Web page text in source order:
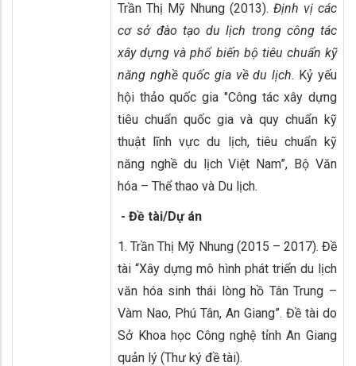
Trần Thị Mỹ Nhung (2013). Định vị các
cơ sở đào tạo du lịch trong công tác
xây dựng và phổ biến bộ tiêu chuẩn kỹ
năng nghề quốc gia về du lịch. Kỷ yếu
hội thảo quốc gia "Công tác xây dựng
tiêu chuẩn quốc gia và quy chuẩn kỹ
thuật lĩnh vực du lịch, tiêu chuẩn kỹ
năng nghề du lịch Việt Nam”, Bộ Văn
hóa – Thể thao và Du lịch.
- Đề tài/Dự án
1. Trần Thị Mỹ Nhung (2015 – 2017). Đề
tài “Xây dựng mô hình phát triển du lịch
văn hóa sinh thái lòng hồ Tân Trung –
Vàm Nao, Phú Tân, An Giang”. Đề tài do
Sở Khoa học Công nghệ tỉnh An Giang
quản lý (Thư ký đề tài).